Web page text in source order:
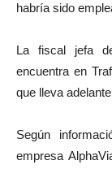
habría sido
La fiscal jefa
encuentra en
que lleva
Según
empresa